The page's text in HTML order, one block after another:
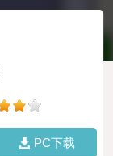
PC下载